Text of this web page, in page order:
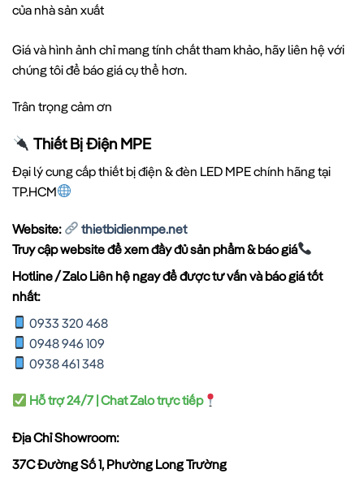
của nhà sản xuất
Giá và hình ảnh chỉ mang tính chất tham khảo, hãy liên hệ với
chúng tôi để báo giá cụ thể hơn.
Trân trọng cảm ơn
Thiết Bị Điện MPE
Đại lý cung cấp thiết bị điện & đèn LED MPE chính hãng tại
TP.HCM
Website:
thietbidienmpe.net
Truy cập website để xem đầy đủ sản phẩm & báo giá
Hotline / Zalo Liên hệ ngay để được tư vấn và báo giá tốt
nhất:
0933 320 468
0948 946 109
0938 461 348
Hỗ trợ 24/7 | Chat Zalo trực tiếp
Địa Chỉ Showroom:
37C Đường Số 1, Phường Long Trường